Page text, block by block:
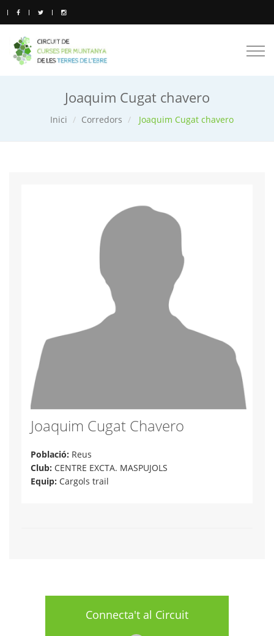
Joaquim Cugat chavero
Inici Corredors Joaquim Cugat chavero
Joaquim Cugat Chavero
Població: Reus
Club: CENTRE EXCTA. MASPUJOLS
Equip: Cargols trail
Connecta't al Circuit